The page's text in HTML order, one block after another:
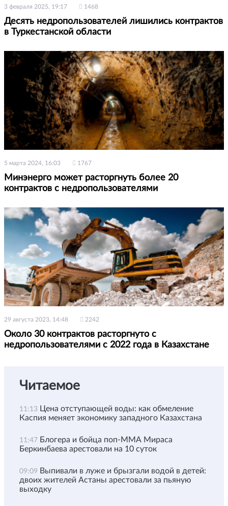
3 февраля 2025, 19:17 1468
Десять недропользователей лишились контрактов
в Туркестанской области
5 марта 2024, 16:03 1767
Минэнерго может расторгнуть более 20
контрактов с недропользователями
29 августа 2023, 14:48 2242
Около 30 контрактов расторгнуто с
недропользователями с 2022 года в Казахстане
Читаемое
11:13 Цена отступающей воды: как обмеление
Каспия меняет экономику западного Казахстана
11:47 Блогера и бойца поп-ММА Мираса
Беркинбаева арестовали на 10 суток
09:09 Выпивали в луже и брызгали водой в детей:
двоих жителей Астаны арестовали за пьяную
выходку